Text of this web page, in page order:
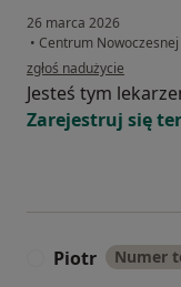
26 marca 2026
• Centrum
w opinii użytkownika
zgłoś nadużycie
Jesteś tym
Zarejestruj się
Piotr Numer